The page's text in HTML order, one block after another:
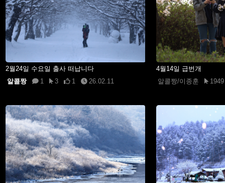
2월24일 수요일 출사 떠납니다
알콜짱
1 3 1 26.02.11
4월14일 급번개
알콜짱/이종훈
1949